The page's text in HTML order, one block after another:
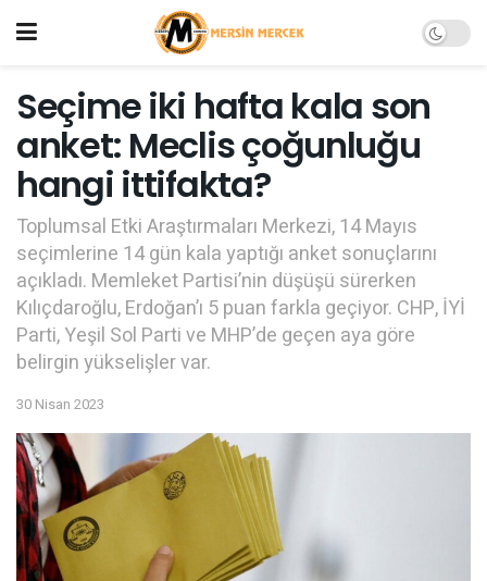
Seçime iki hafta kala son
anket: Meclis çoğunluğu
hangi ittifakta?
Toplumsal Etki Araştırmaları Merkezi, 14 Mayıs
seçimlerine 14 gün kala yaptığı anket sonuçlarını
açıkladı. Memleket Partisi’nin düşüşü sürerken
Kılıçdaroğlu, Erdoğan’ı 5 puan farkla geçiyor. CHP, İYİ
Parti, Yeşil Sol Parti ve MHP’de geçen aya göre
belirgin yükselişler var.
30 Nisan 2023